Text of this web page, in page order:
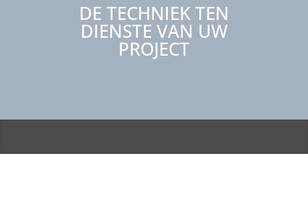
DE TECHNIEK TEN
DIENSTE VAN UW
PROJECT